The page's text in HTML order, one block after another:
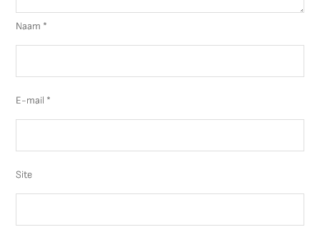
Naam *
E-mail *
Site